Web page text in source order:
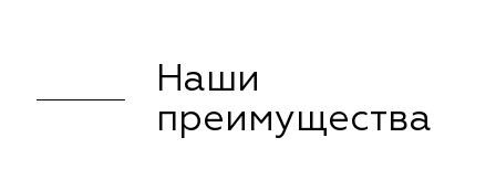
Наши
преимущества